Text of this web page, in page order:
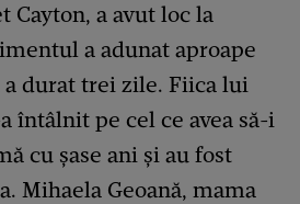
Cayton, a avut loc la
a adunat aproape
durat trei zile. Fiica lui
întâlnit pe cel ce avea să-i
cu șase ani și au fost
Mihaela Geoană, mama